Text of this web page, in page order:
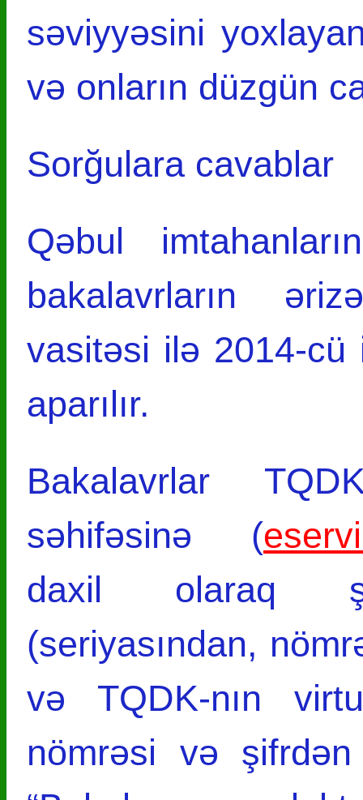
səviyyəsini
və onların düzgün
Sorğulara cavablar
Qəbul
bakalavrların
vasitəsi ilə 2014-cü
aparılır.
Bakalavrlar
səhifəsi­nə (
daxil olaraq
(seriyasından,
və TQDK-nın
nömrəsi və